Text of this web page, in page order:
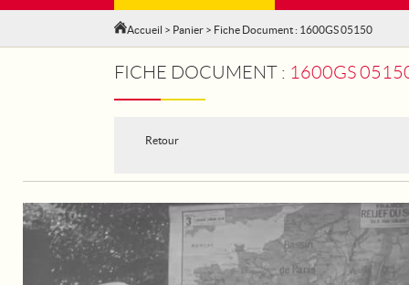
Accueil > Panier > Fiche Document : 1600GS 05150
FICHE DOCUMENT : 1600GS
Retour